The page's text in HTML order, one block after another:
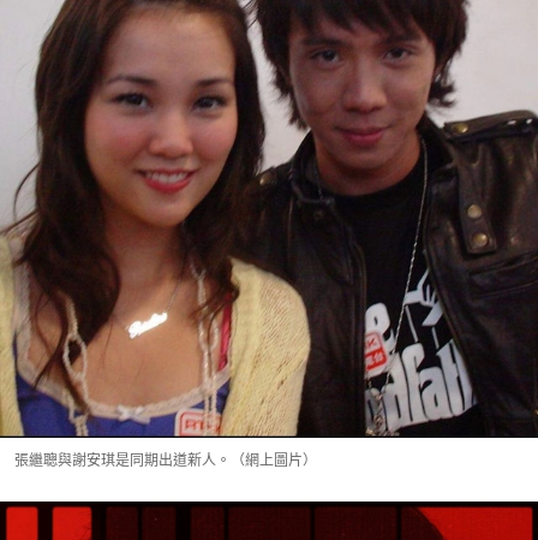
張繼聰與謝安琪是同期出道新人。（網上圖片）